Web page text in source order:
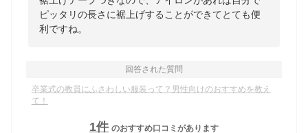
ピッタリの長さに裾上げすることができてとても便
利ですね。
回答された質問
卒業式の教員にふさわしい服装って？男性向けのおすすめを教え
て！
1件 のおすすめ口コミがあります